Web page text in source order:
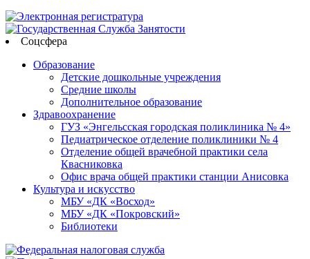
Соцсфера
Образование
Детские дошкольные учреждения
Средние школы
Дополнительное образование
Здравоохранение
ГУЗ «Энгельсская городская поликлиника № 4»
Педиатрическое отделение поликлиники № 4
Отделение общей врачебной практики села
Квасниковка
Офис врача общей практики станции Анисовка
Культура и искусство
МБУ «ДК «Восход»
МБУ «ДК «Покровский»
Библиотеки